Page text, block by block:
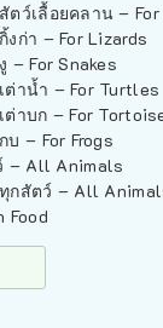
ตว์เลื้อยคลาน –
งก่า – For Lizards
– For Snakes
ต่าน้ำ – For Turtles
ต่าบก – For
บ – For Frogs
– All Animals
กสัตว์ – All
Food